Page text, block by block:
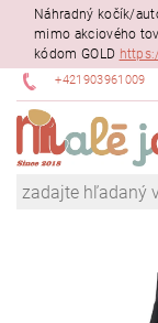
Náhradný kočík/
mimo akciového
kódom GOLD
+421903961009